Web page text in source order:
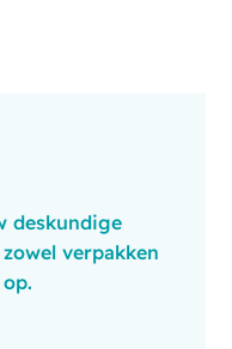
deskundige
verpakken